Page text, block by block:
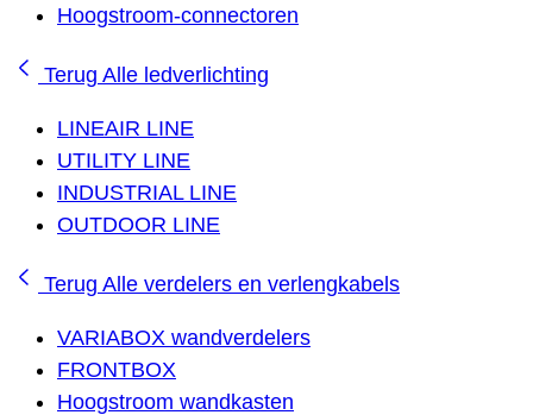
Hoogstroom-connectoren
Terug Alle ledverlichting
LINEAIR LINE
UTILITY LINE
INDUSTRIAL LINE
OUTDOOR LINE
Terug Alle verdelers en verlengkabels
VARIABOX wandverdelers
FRONTBOX
Hoogstroom wandkasten